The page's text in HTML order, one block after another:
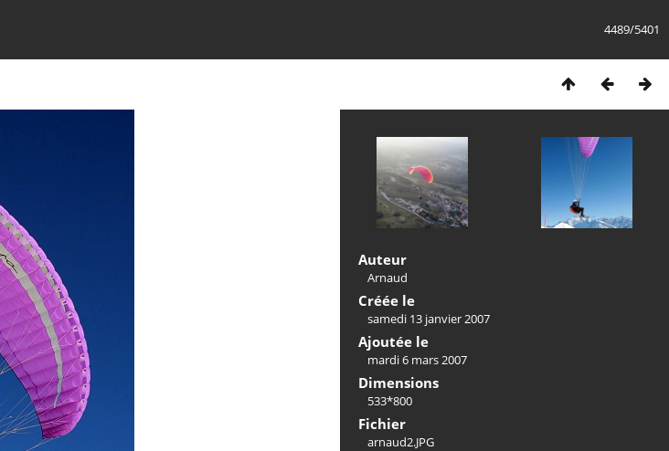
4489/5401
Auteur
Arnaud
Créée le
samedi 13 janvier 2007
Ajoutée le
mardi 6 mars 2007
Dimensions
533*800
Fichier
arnaud2.JPG